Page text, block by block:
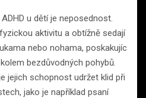
u dětí je neposednost.
aktivitu a obtížně sedají
nebo nohama, poskakujíc
bezdůvodných pohybů.
jejich schopnost udržet klid při
jako je například psaní